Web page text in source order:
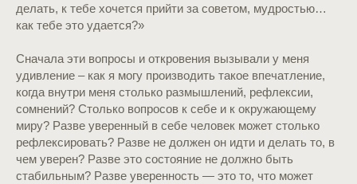
делать, к тебе хочется прийти за советом, мудростью…
как тебе это удается?»
Сначала эти вопросы и откровения вызывали у меня
удивление – как я могу производить такое впечатление,
когда внутри меня столько размышлений, рефлексии,
сомнений? Столько вопросов к себе и к окружающему
миру? Разве уверенный в себе человек может столько
рефлексировать? Разве не должен он идти и делать то, в
чем уверен? Разве это состояние не должно быть
стабильным? Разве уверенность — это то, что может